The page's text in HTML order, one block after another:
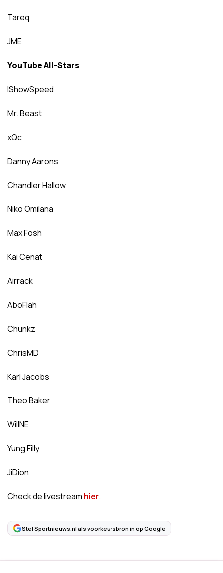
Tareq
JME
YouTube All-Stars
IShowSpeed
Mr. Beast
xQc
Danny Aarons
Chandler Hallow
Niko Omilana
Max Fosh
Kai Cenat
Airrack
AboFlah
Chunkz
ChrisMD
Karl Jacobs
Theo Baker
WillNE
Yung Filly
JiDion
Check de livestream hier.
Stel Sportnieuws.nl als voorkeursbron in op Google